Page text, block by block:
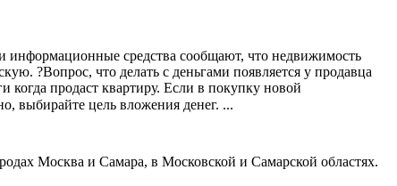
информационные средства сообщают, что недвижимость
?Вопрос, что делать с деньгами появляется у продавца
когда продаст квартиру. Если в покупку новой
выбирайте цель вложения денег. ...
Москва и Самара, в Московской и Самарской областях.